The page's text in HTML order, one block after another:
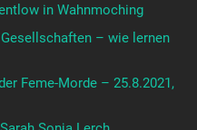
in Wahnmoching
– wie lernen
Feme-Morde – 25.8.2021,